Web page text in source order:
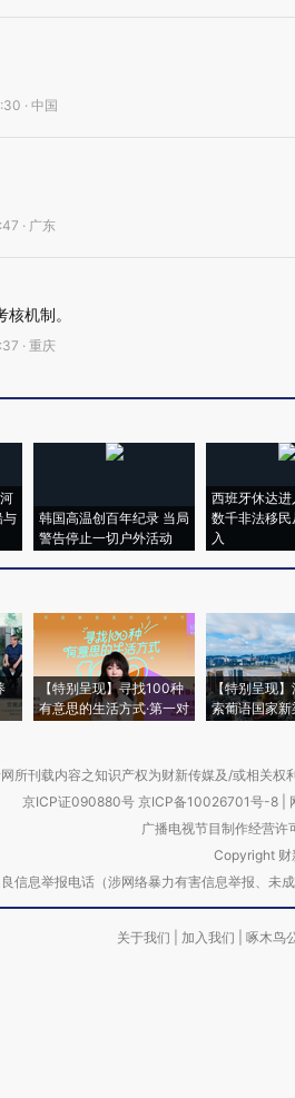
· 中国
· 广东
机制。
· 重庆
与
韩国高温创百年纪录 当局
警告停止一切户外活动
西班牙休达
数千非法移民
入
【特别呈现】寻找100种
有意思的生活方式·第一对
【特别呈现
索葡语国家新
所刊载内容之知识产权为财新传媒及/或相关权
京ICP证090880号 京ICP备10026701号-8
广播电视节目制作经营许
Copyright 财
信息举报电话（涉网络暴力有害信息举报、
关于我们 加入我们 啄木鸟